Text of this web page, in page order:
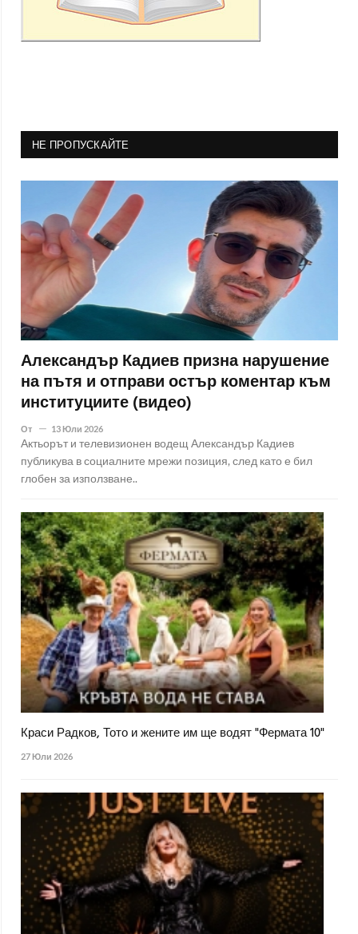
НЕ ПРОПУСКАЙТЕ
Александър Кадиев призна нарушение
на пътя и отправи остър коментар към
институциите (видео)
От 13 Юли 2026
Актьорът и телевизионен водещ Александър Кадиев
публикува в социалните мрежи позиция, след като е бил
глобен за използване..
Краси Радков, Тото и жените им ще водят "Фермата 10"
27 Юли 2026